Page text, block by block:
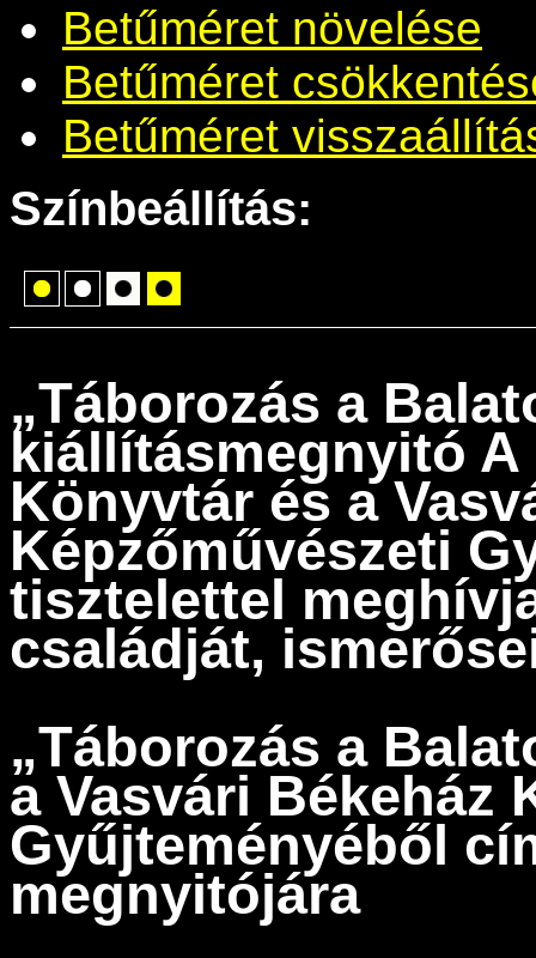
Betűméret növelése
Betűméret
Betűméret
Színbeállítás:
„Táborozás a
kiállításmegnyitó A
Könyvtár és a
Képzőművészeti
tisztelettel
családját,
„Táborozás a
a Vasvári Békeház
Gyűjteményéből
megnyitójára